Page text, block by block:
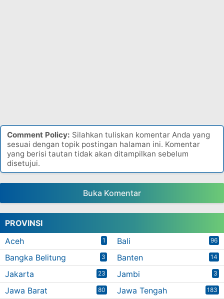
Comment Policy: Silahkan tuliskan komentar Anda yang
sesuai dengan topik postingan halaman ini. Komentar
yang berisi tautan tidak akan ditampilkan sebelum
disetujui.
Buka Komentar
PROVINSI
Aceh
1 Bali 96
Bangka Belitung 3 Banten 14
Jakarta 23 Jambi 3
Jawa Barat 80 Jawa Tengah 183